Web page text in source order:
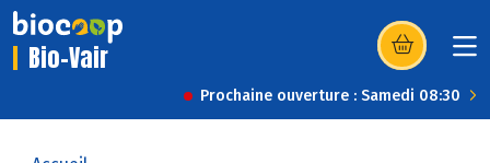
Bio-Vair (s’ouvre dans
Prochaine ouverture : Samedi 08:30